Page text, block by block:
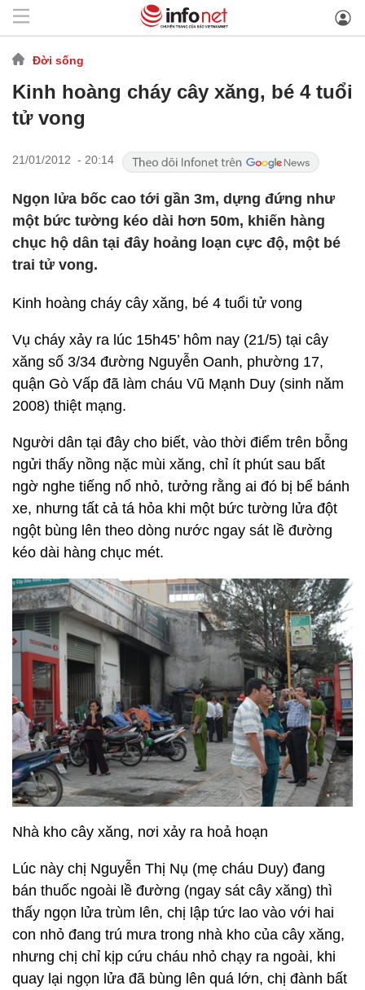
Đời sống
Kinh hoàng cháy cây xăng, bé 4 tuổi
tử vong
21/01/2012 - 20:14
Ngọn lửa bốc cao tới gần 3m, dựng đứng như
một bức tường kéo dài hơn 50m, khiến hàng
chục hộ dân tại đây hoảng loạn cực độ, một bé
trai tử vong.
Kinh hoàng cháy cây xăng, bé 4 tuổi tử vong
Vụ cháy xảy ra lúc 15h45’ hôm nay (21/5) tại cây
xăng số 3/34 đường Nguyễn Oanh, phường 17,
quận Gò Vấp đã làm cháu Vũ Mạnh Duy (sinh năm
2008) thiệt mạng.
Người dân tại đây cho biết, vào thời điểm trên bỗng
ngửi thấy nồng nặc mùi xăng, chỉ ít phút sau bất
ngờ nghe tiếng nổ nhỏ, tưởng rằng ai đó bị bể bánh
xe, nhưng tất cả tá hỏa khi một bức tường lửa đột
ngột bùng lên theo dòng nước ngay sát lề đường
kéo dài hàng chục mét.
Nhà kho cây xăng, nơi xảy ra hoả hoạn
Lúc này chị Nguyễn Thị Nụ (mẹ cháu Duy) đang
bán thuốc ngoài lề đường (ngay sát cây xăng) thì
thấy ngọn lửa trùm lên, chị lập tức lao vào với hai
con nhỏ đang trú mưa trong nhà kho của cây xăng,
nhưng chị chỉ kịp cứu cháu nhỏ chạy ra ngoài, khi
quay lại ngọn lửa đã bùng lên quá lớn, chị đành bất